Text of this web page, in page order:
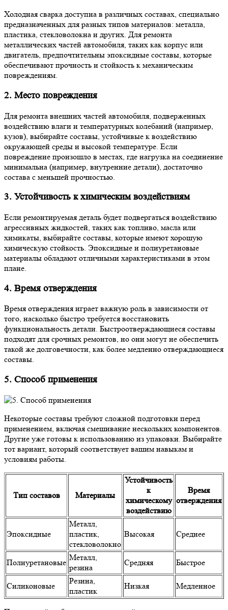
Холодная сварка доступна в различных составах, специально
предназначенных для разных типов материалов: металла,
пластика, стекловолокна и других. Для ремонта
металлических частей автомобиля, таких как корпус или
двигатель, предпочтительны эпоксидные составы, которые
обеспечивают прочность и стойкость к механическим
повреждениям.
2. Место повреждения
Для ремонта внешних частей автомобиля, подверженных
воздействию влаги и температурных колебаний (например,
кузов), выбирайте составы, устойчивые к воздействию
окружающей среды и высокой температуре. Если
повреждение произошло в местах, где нагрузка на соединение
минимальна (например, внутренние детали), достаточно
состава с меньшей прочностью.
3. Устойчивость к химическим воздействиям
Если ремонтируемая деталь будет подвергаться воздействию
агрессивных жидкостей, таких как топливо, масла или
химикаты, выбирайте составы, которые имеют хорошую
химическую стойкость. Эпоксидные и полиуретановые
материалы обладают отличными характеристиками в этом
плане.
4. Время отверждения
Время отверждения играет важную роль в зависимости от
того, насколько быстро требуется восстановить
функциональность детали. Быстроотверждающиеся составы
подходят для срочных ремонтов, но они могут не обеспечить
такой же долговечности, как более медленно отверждающиеся
составы.
5. Способ применения
Некоторые составы требуют сложной подготовки перед
применением, включая смешивание нескольких компонентов.
Другие уже готовы к использованию из упаковки. Выбирайте
тот вариант, который соответствует вашим навыкам и
условиям работы.
Тип составов Материалы
Устойчивость
к
химическому
воздействию
Время
отверждения
Эпоксидные
Металл,
пластик,
стекловолокно
Высокая Среднее
Полиуретановые
Металл,
резина
Средняя Быстрое
Силиконовые
Резина,
пластик
Низкая Медленное